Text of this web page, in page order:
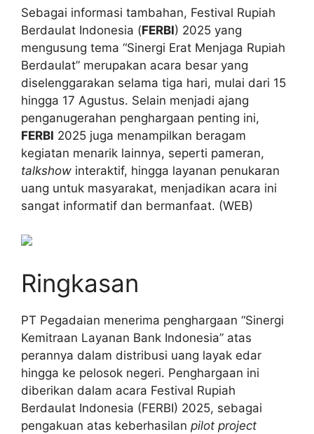
Sebagai informasi tambahan, Festival Rupiah
Berdaulat Indonesia (FERBI) 2025 yang
mengusung tema “Sinergi Erat Menjaga Rupiah
Berdaulat” merupakan acara besar yang
diselenggarakan selama tiga hari, mulai dari 15
hingga 17 Agustus. Selain menjadi ajang
penganugerahan penghargaan penting ini,
FERBI 2025 juga menampilkan beragam
kegiatan menarik lainnya, seperti pameran,
talkshow interaktif, hingga layanan penukaran
uang untuk masyarakat, menjadikan acara ini
sangat informatif dan bermanfaat. (WEB)
Ringkasan
PT Pegadaian menerima penghargaan “Sinergi
Kemitraan Layanan Bank Indonesia” atas
perannya dalam distribusi uang layak edar
hingga ke pelosok negeri. Penghargaan ini
diberikan dalam acara Festival Rupiah
Berdaulat Indonesia (FERBI) 2025, sebagai
pengakuan atas keberhasilan pilot project